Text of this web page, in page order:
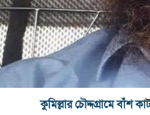
কুমিল্লার চৌদ্দগ্রামে বাঁশ